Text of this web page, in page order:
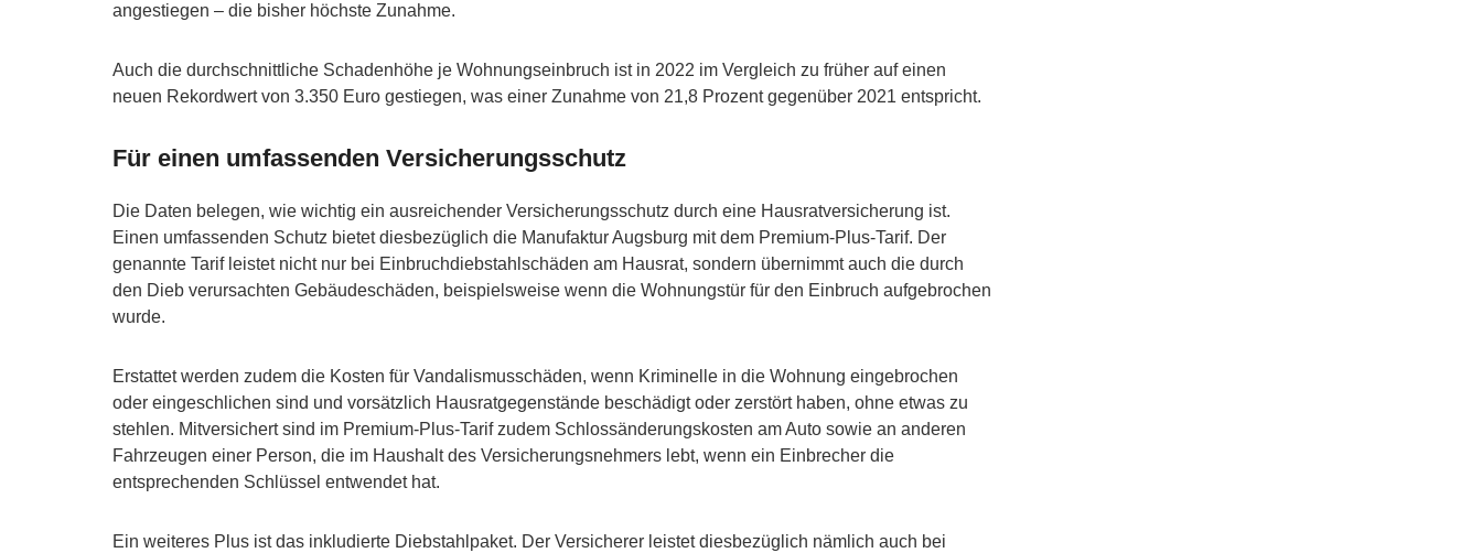
angestiegen – die bisher höchste Zunahme.
Auch die durchschnittliche Schadenhöhe je Wohnungseinbruch ist in 2022 im Vergleich zu früher auf einen
neuen Rekordwert von 3.350 Euro gestiegen, was einer Zunahme von 21,8 Prozent gegenüber 2021 entspricht.
Für einen umfassenden Versicherungsschutz
Die Daten belegen, wie wichtig ein ausreichender Versicherungsschutz durch eine Hausratversicherung ist.
Einen umfassenden Schutz bietet diesbezüglich die Manufaktur Augsburg mit dem Premium-Plus-Tarif. Der
genannte Tarif leistet nicht nur bei Einbruchdiebstahlschäden am Hausrat, sondern übernimmt auch die durch
den Dieb verursachten Gebäudeschäden, beispielsweise wenn die Wohnungstür für den Einbruch aufgebrochen
wurde.
Erstattet werden zudem die Kosten für Vandalismusschäden, wenn Kriminelle in die Wohnung eingebrochen
oder eingeschlichen sind und vorsätzlich Hausratgegenstände beschädigt oder zerstört haben, ohne etwas zu
stehlen. Mitversichert sind im Premium-Plus-Tarif zudem Schlossänderungskosten am Auto sowie an anderen
Fahrzeugen einer Person, die im Haushalt des Versicherungsnehmers lebt, wenn ein Einbrecher die
entsprechenden Schlüssel entwendet hat.
Ein weiteres Plus ist das inkludierte Diebstahlpaket. Der Versicherer leistet diesbezüglich nämlich auch bei